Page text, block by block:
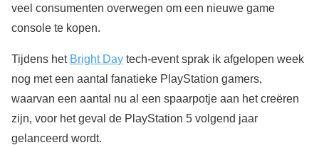
veel consumenten overwegen om een nieuwe game
console te kopen.
Tijdens het Bright Day tech-event sprak ik afgelopen week
nog met een aantal fanatieke PlayStation gamers,
waarvan een aantal nu al een spaarpotje aan het creëren
zijn, voor het geval de PlayStation 5 volgend jaar
gelanceerd wordt.